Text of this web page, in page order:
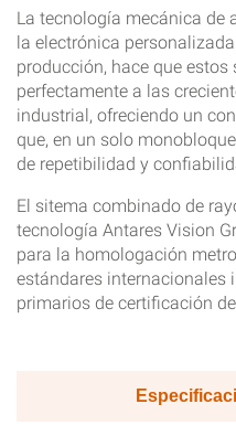
La tecnología mecánica de
la electrónica
producción, hace que
perfectamente a las
industrial, ofreciendo un
que, en un solo
de repetibilidad y
El sitema combinado de
tecnología Antares Vision
para la homologación
estándares internacionales
primarios de certificación